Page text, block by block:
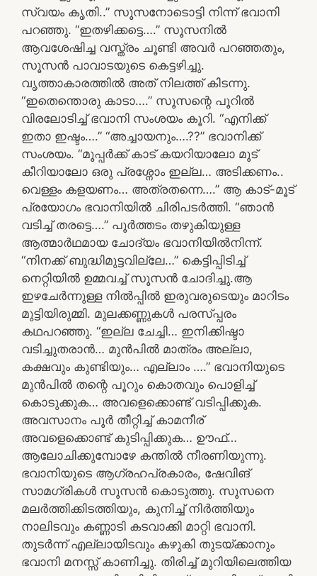
സ്വയം കൃതി..” സൂസനോടൊട്ടി നിന്ന് ഭവാനി
പറഞ്ഞു. “ഇതഴിക്കട്ടെ….” സൂസനിൽ
ആവശേഷിച്ച വസ്ത്രം ചൂണ്ടി അവർ പറഞ്ഞതും,
സൂസൻ പാവാടയുടെ കെട്ടഴിച്ചു.
വൃത്താകാരത്തിൽ അത് നിലത്ത് കിടന്നു.
“ഇതെന്തൊരു കാടാ….” സൂസന്റെ പൂറിൽ
വിരലോടിച്ച് ഭവാനി സംശയം കൂറി. “എനിക്ക്
ഇതാ ഇഷ്ടം….” “അച്ചായനും….??” ഭവാനിക്ക്
സംശയം. “മൂപ്പർക്ക് കാട് കയറിയാലോ മൂട്
കീറിയാലോ ഒരു പ്രശ്നോം ഇല്ല… അടിക്കണം..
വെള്ളം കളയണം… അത്രതന്നെ….” ആ കാട്-മൂട്
പ്രയോഗം ഭവാനിയിൽ ചിരിപടർത്തി. “ഞാൻ
വടിച്ച് തരട്ടെ….” പൂർത്തടം തഴുകിയുള്ള
ആത്മാർഥമായ ചോദ്യം ഭവാനിയിൽനിന്ന്.
“നിനക്ക് ബുദ്ധിമുട്ടവില്ലേ…” കെട്ടിപ്പിടിച്ച്
നെറ്റിയിൽ ഉമ്മവച്ച് സൂസൻ ചോദിച്ചു.ആ
ഇഴചേർന്നുള്ള നിൽപ്പിൽ ഇരുവരുടെയും മാറിടം
മുട്ടിയിരുമ്മി. മുലക്കണ്ണുകൾ പരസ്പ്പരം
കഥപറഞ്ഞു. “ഇല്ല ചേച്ചി… ഇനിക്കിഷ്ടാ
വടിച്ചുതരാൻ… മുൻപിൽ മാത്രം അല്ലാ,
കക്ഷവും കുണ്ടിയും… എല്ലാം ….” ഭവാനിയുടെ
മുൻപിൽ തന്റെ പൂറും കൊതവും പൊളിച്ച്
കൊടുക്കുക… അവളെക്കൊണ്ട് വടിപ്പിക്കുക.
അവസാനം പൂർ തീറ്റിച്ച് കാമനീര്
അവളെക്കൊണ്ട് കുടിപ്പിക്കുക… ഊഫ്…
ആലോചിക്കുമ്പോഴേ കന്തിൽ നീരണിയുന്നു.
ഭവാനിയുടെ ആഗ്രഹപ്രകാരം, ഷേവിങ്
സാമഗ്രികൾ സൂസൻ കൊടുത്തു. സൂസനെ
മലർത്തിക്കിടത്തിയും, കുനിച്ച് നിർത്തിയും
നാലിടവും കണ്ണാടി കടവാക്കി മാറ്റി ഭവാനി.
തുടർന്ന് എല്ലായിടവും കഴുകി തുടയ്ക്കാനും
ഭവാനി മനസ്സ് കാണിച്ചു. തിരിച്ച് മുറിയിലെത്തിയ